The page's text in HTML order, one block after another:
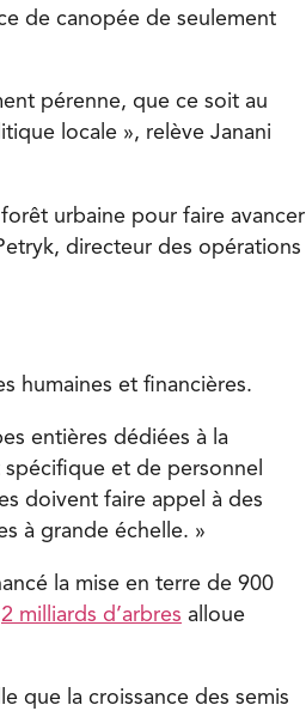
de canopée de seulement
pérenne, que ce soit au
locale », relève Janani
urbaine pour faire avancer
directeur des opérations
humaines et financières.
entières dédiées à la
et de personnel
doivent faire appel à des
à grande échelle. »
la mise en terre de 900
2 milliards d’arbres alloue
que la croissance des semis